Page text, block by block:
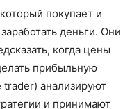
покупает и
деньги. Они
когда цены
прибыльную
trader) анализируют
и принимают